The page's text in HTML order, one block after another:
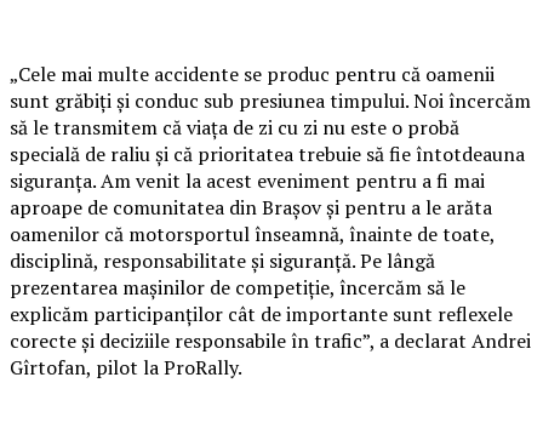
„Cele mai multe accidente se produc pentru că oamenii
sunt grăbiți și conduc sub presiunea timpului. Noi încercăm
să le transmitem că viața de zi cu zi nu este o probă
specială de raliu și că prioritatea trebuie să fie întotdeauna
siguranța. Am venit la acest eveniment pentru a fi mai
aproape de comunitatea din Brașov și pentru a le arăta
oamenilor că motorsportul înseamnă, înainte de toate,
disciplină, responsabilitate și siguranță. Pe lângă
prezentarea mașinilor de competiție, încercăm să le
explicăm participanților cât de importante sunt reflexele
corecte și deciziile responsabile în trafic”, a declarat Andrei
Gîrtofan, pilot la ProRally.